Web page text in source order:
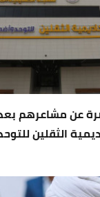
عن مشاعرهم
الثقلين